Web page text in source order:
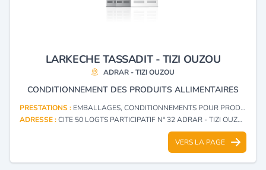
LARKECHE TASSADIT - TIZI OUZOU
ADRAR - TIZI OUZOU
CONDITIONNEMENT DES PRODUITS ALLIMENTAIRES
PRESTATIONS : EMBALLAGES, CONDITIONNEMENTS POUR PRODUITS ET DENRÉES ALIMENTAIRES
ADRESSE :CITE 50 LOGTS PARTICIPATIF N° 32 ADRAR - TIZI OUZOU
VERS LA PAGE